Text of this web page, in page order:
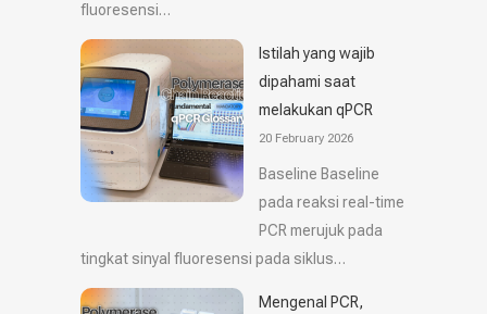
fluoresensi…
Istilah yang wajib
dipahami saat
melakukan qPCR
20 February 2026
Baseline Baseline
pada reaksi real-time
PCR merujuk pada
tingkat sinyal fluoresensi pada siklus…
Mengenal PCR,